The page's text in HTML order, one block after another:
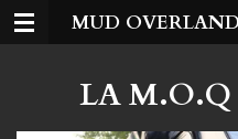
Passer
au
MUD
LA